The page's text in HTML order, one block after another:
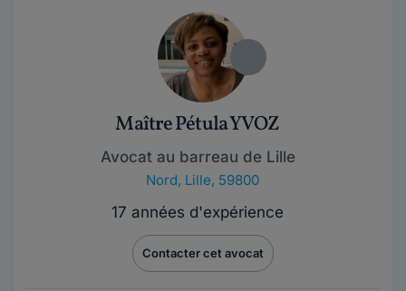
Maître Pétula YVOZ
Avocat au barreau de Lille
Nord, Lille, 59800
17 années d'expérience
Contacter cet avocat